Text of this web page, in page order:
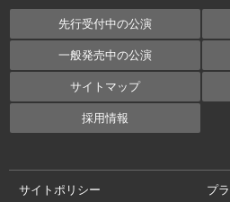
先行受付中の公演
一般発売中の公演
サイトマップ
採用情報
サイトポリシー プ